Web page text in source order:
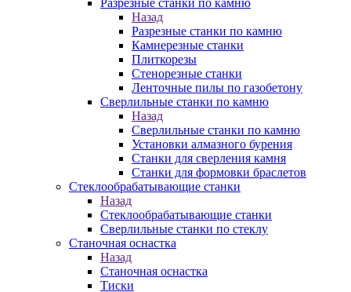
Разрезные станки по камню
Назад
Разрезные станки по камню
Камнерезные станки
Плиткорезы
Стенорезные станки
Ленточные пилы по газобетону
Сверлильные станки по камню
Назад
Сверлильные станки по камню
Установки алмазного бурения
Станки для сверления камня
Станки для формовки браслетов
Стеклообрабатывающие станки
Назад
Стеклообрабатывающие станки
Сверлильные станки по стеклу
Станочная оснастка
Назад
Станочная оснастка
Тиски